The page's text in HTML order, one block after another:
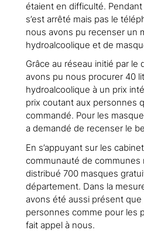
étaient en difficulté.
s’est arrêté mais pas le
nous avons pu recenser un
hydroalcoolique et de
Grâce au réseau initié par le
avons pu nous procurer 40
hydroalcoolique à un prix
prix coutant aux personnes
commandé. Pour les
a demandé de recenser le
En s’appuyant sur les
communauté de communes
distribué 700 masques
département. Dans la
avons été aussi présent
personnes comme pour les
fait appel à nous.